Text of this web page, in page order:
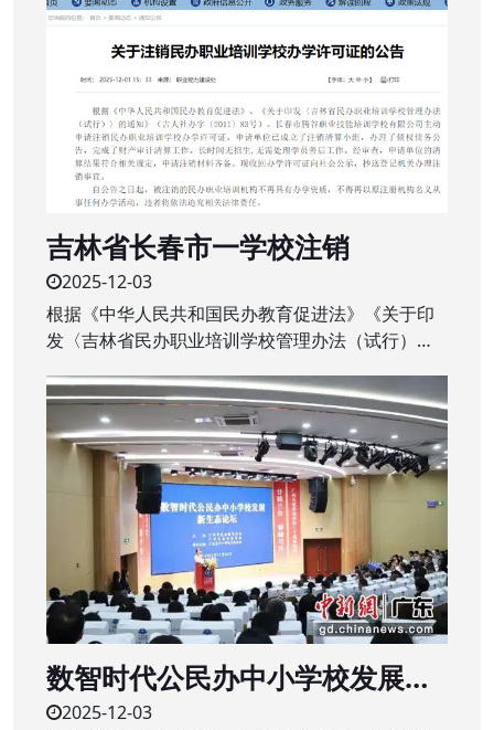
吉林省长春市一学校注销
2025-12-03
根据《中华人民共和国民办教育促进法》《关于印
发〈吉林省民办职业培训学校管理办法（试行）〉
数智时代公民办中小学校发展新
生态研讨会举行
2025-12-03